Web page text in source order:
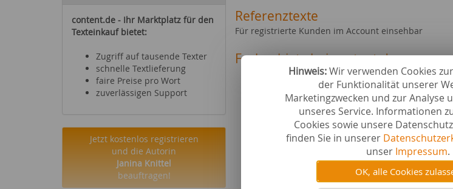
Hinweis:Wir verwenden Cookies
der Funktionalität unserer
Marketingzwecken und zur Analyse
unseres Service. Informationen
Cookies sowie unsere
finden Sie in unserer
unser Impressum.
OK, alle Cookies
content.de - Ihr Marktplatz für den
Texteinkauf bietet:
Zugriff auf tausende Texter
schnelle Textlieferung
faire Preise pro Wort
zuverlässigen Support
Jetzt kostenlos registrieren
und die Autorin
Janina Knittel
beauftragen!
Referenztexte
Für registrierte Kunden im Account einsehbar
Fachgebiete bei content.de
Mode & Heimtextilien
Essen & Trinken
Haus- & Nutztiere